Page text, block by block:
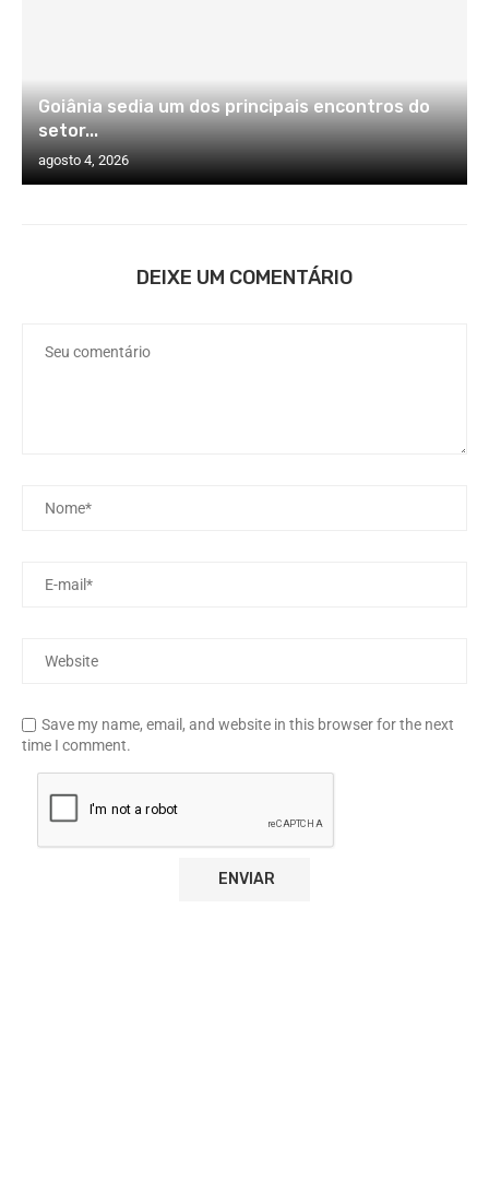
Goiânia sedia um dos principais encontros do
setor...
agosto 4, 2026
DEIXE UM COMENTÁRIO
Save my name, email, and website in this browser for the next
time I comment.